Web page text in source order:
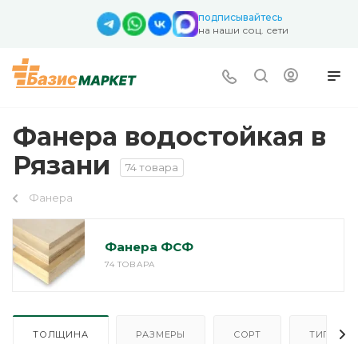
подписывайтесь
на наши соц. сети
Фанера водостойкая в
Рязани
74 товара
Фанера
Фанера ФСФ
74 ТОВАРА
ТОЛЩИНА РАЗМЕРЫ СОРТ ТИП